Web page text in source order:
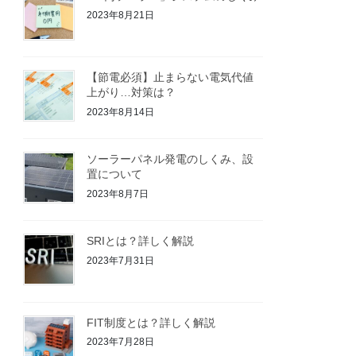
2023年8月21日
【節電必須】止まらない電気代値
上がり…対策は？
2023年8月14日
ソーラーパネル発電のしくみ、設
置について
2023年8月7日
SRIとは？詳しく解説
2023年7月31日
FIT制度とは？詳しく解説
2023年7月28日